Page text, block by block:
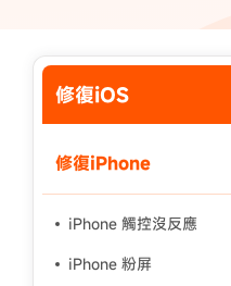
前往搶
修復iOS
修復iPhone
iPhone 觸控沒反應
iPhone 粉屏